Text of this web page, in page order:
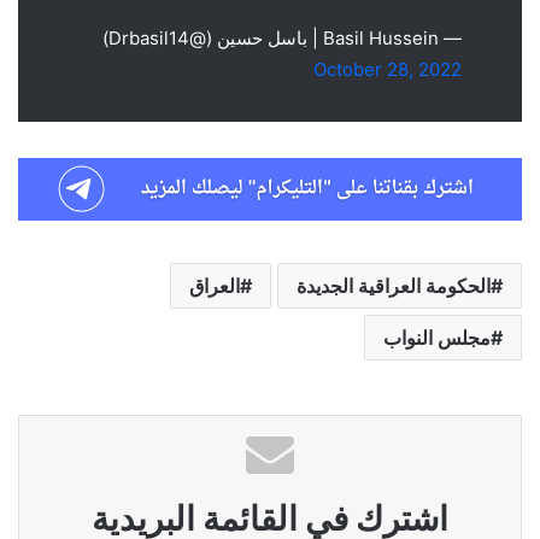
— Basil Hussein | باسل حسين (@Drbasil14)
October 28, 2022
الحكومة العراقية الجديدة العراق
مجلس النواب
اشترك في القائمة البريدية